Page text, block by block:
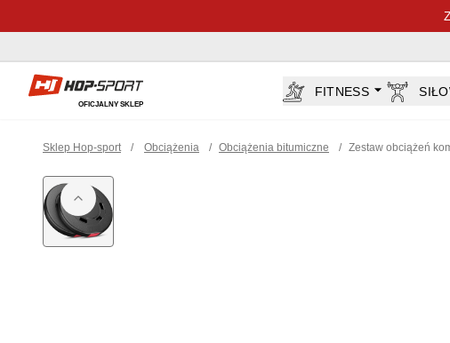
Sklep Hop-sport.pl
OFICJALNY SKLEP
FITNESS
Sklep Hop-sport / Obciążenia / Obciążenia bitumiczne / Zestaw obciążeń